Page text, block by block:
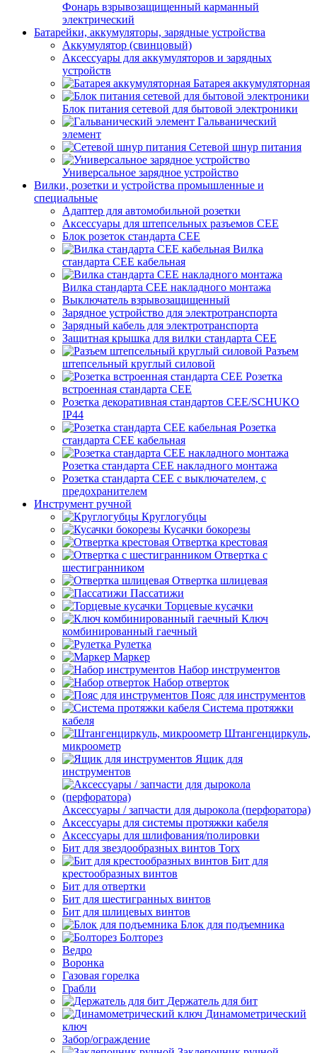
Фонарь взрывозащищенный карманный
электрический
Батарейки, аккумуляторы, зарядные устройства
Аккумулятор (свинцовый)
Аксессуары для аккумуляторов и зарядных
устройств
Батарея аккумуляторная
Блок питания сетевой для бытовой электроники
Гальванический
элемент
Сетевой шнур питания
Универсальное зарядное устройство
Вилки, розетки и устройства промышленные и
специальные
Адаптер для автомобильной розетки
Аксессуары для штепсельных разъемов CEE
Блок розеток стандарта CEE
Вилка
стандарта CEE кабельная
Вилка стандарта CEE накладного монтажа
Выключатель взрывозащищенный
Зарядное устройство для электротранспорта
Зарядный кабель для электротранспорта
Защитная крышка для вилки стандарта CEE
Разъем
штепсельный круглый силовой
Розетка
встроенная стандарта CEE
Розетка декоративная стандартов CEE/SCHUKO
IP44
Розетка
стандарта СЕЕ кабельная
Розетка стандарта СЕЕ накладного монтажа
Розетка стандарта СЕЕ с выключателем, с
предохранителем
Инструмент ручной
Круглогубцы
Кусачки бокорезы
Отвертка крестовая
Отвертка с
шестигранником
Отвертка шлицевая
Пассатижи
Торцевые кусачки
Ключ
комбинированный гаечный
Рулетка
Маркер
Набор инструментов
Набор отверток
Пояс для инструментов
Система протяжки
кабеля
Штангенциркуль,
микроометр
Ящик для
инструментов
Аксессуары / запчасти для дырокола (перфоратора)
Аксессуары для системы протяжки кабеля
Аксессуары для шлифования/полировки
Бит для звездообразных винтов Torx
Бит для
крестообразных винтов
Бит для отвертки
Бит для шестигранных винтов
Бит для шлицевых винтов
Блок для подъемника
Болторез
Ведро
Воронка
Газовая горелка
Грабли
Держатель для бит
Динамометрический
ключ
Забор/ограждение